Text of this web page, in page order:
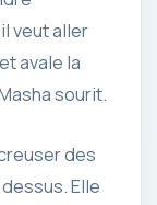
veut aller
avale la
sourit.
des
Elle